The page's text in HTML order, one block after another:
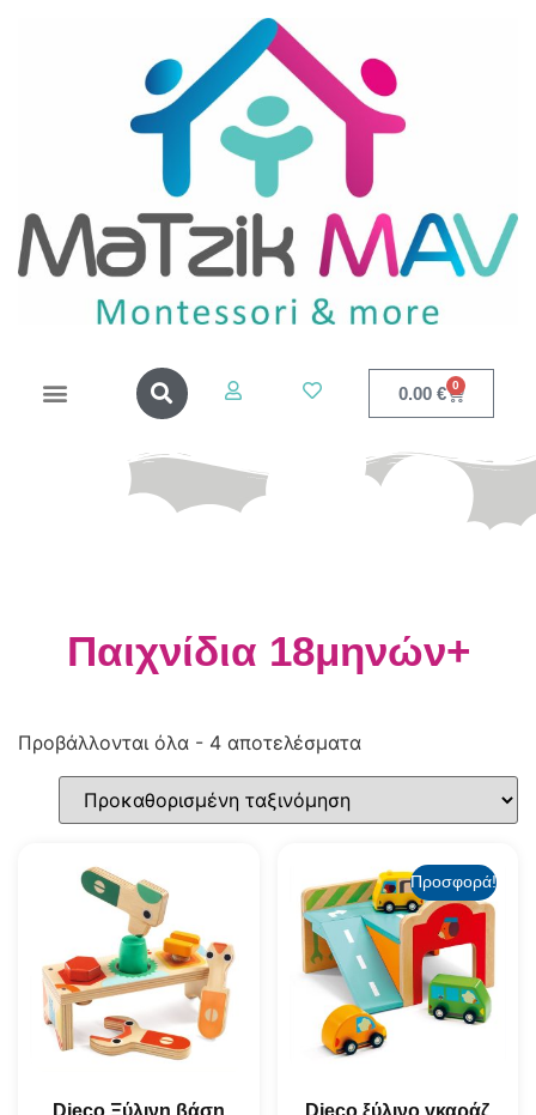
0.00 € 0
Παιχνίδια 18μηνών+
Προβάλλονται όλα - 4 αποτελέσματα
Προσφορά!